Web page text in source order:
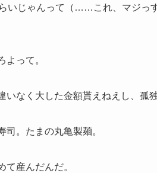
いじゃんって（……これ、マジっ
よって。
なく大した金額貰えねえし、孤
。たまの丸亀製麺。
産んだんだ。